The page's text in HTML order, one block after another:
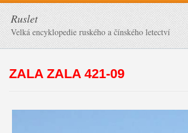
Ruslet
Velká encyklopedie ruského a čínského letectví
ZALA ZALA 421-09